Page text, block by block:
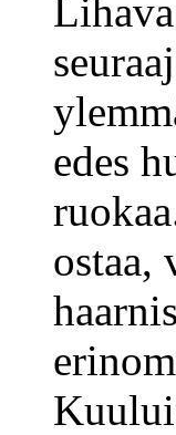
edes
ostaa,